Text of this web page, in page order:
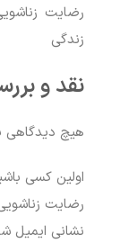
رضایت
زندگی
نقد و
هیچ دیدگاهی
اولین کسی
رضایت
نشانی ایمیل